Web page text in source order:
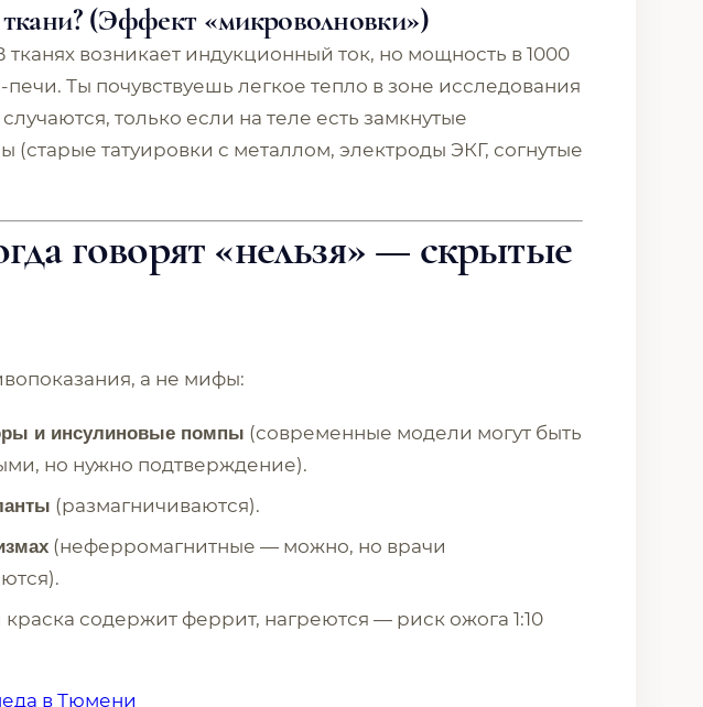
(Эффект «микроволновки»)
тканях возникает индукционный ток, но мощность в 1000
Ты почувствуешь легкое тепло в зоне исследования
только если на теле есть замкнутые
(старые татуировки с металлом, электроды ЭКГ, согнутые
говорят «нельзя» — скрытые
а не мифы:
и инсулиновые помпы (современные модели могут быть
но нужно подтверждение).
(размагничиваются).
(неферромагнитные — можно, но врачи
краска содержит феррит, нагреются — риск ожога 1:10
в Тюмени